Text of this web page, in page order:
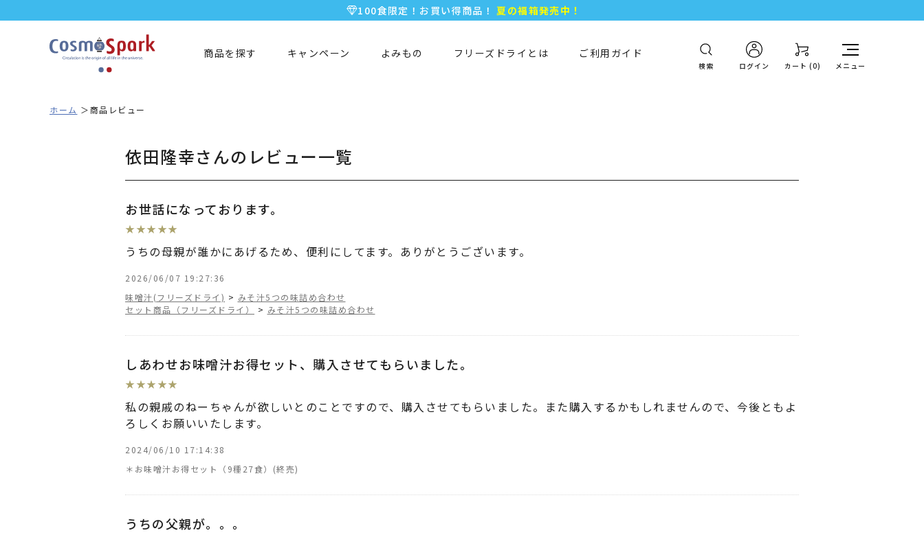
100食限定！お買い得商品！ 夏の福箱発売中！
新規会員登録で今すぐ使える 500ポイント プレゼント！
商品を探す キャンペーン よみもの フリーズドライとは ご利用ガイド
検索 ログイン カート (0) メニュー
ホーム 商品レビュー
依田隆幸さんのレビュー一覧
お世話になっております。
★ ★★ ★★
うちの母親が誰かにあげるため、便利にしてます。ありがとうございます。
2026/06/07 19:27:36
味噌汁(フリーズドライ) > みそ汁5つの味詰め合わせ
セット商品（フリーズドライ）
> みそ汁5つの味詰め合わせ
しあわせお味噌汁お得セット、購入させてもらいました。
★ ★★ ★★
私の親戚のねーちゃんが欲しいとのことですので、購入させてもらいました。また購入するかもしれませんので、今後ともよ
ろしくお願いいたします。
2024/06/10 17:14:38
＊お味噌汁お得セット（9種27食）
うちの父親が。。。